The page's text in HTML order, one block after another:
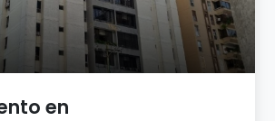
en